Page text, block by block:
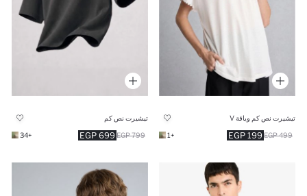
تيشيرت نص كم وياقة V
199 EGP 499 EGP
+1
تيشيرت نص كم
699 EGP 799 EGP
+34